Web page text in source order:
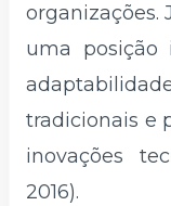
organizações.
uma posição
tradicionais e
inovações
2016).